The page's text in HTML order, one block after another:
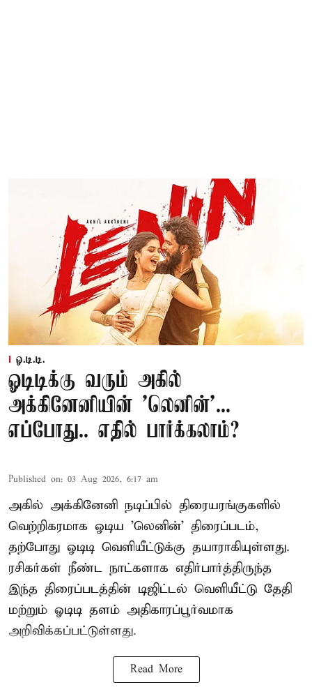
ஓ.டி.டி.
ஓடிடிக்கு வரும் அகில்
அக்கினேனியின் 'லெனின்'...
எப்போது.. எதில் பார்க்கலாம்?
Published on: 03 Aug 2026, 6:17 am
அகில் அக்கினேனி நடிப்பில் திரையரங்குகளில்
வெற்றிகரமாக ஓடிய 'லெனின்' திரைப்படம்,
தற்போது ஓடிடி வெளியீட்டுக்கு தயாராகியுள்ளது.
ரசிகர்கள் நீண்ட நாட்களாக எதிர்பார்த்திருந்த
இந்த திரைப்படத்தின் டிஜிட்டல் வெளியீட்டு தேதி
மற்றும் ஓடிடி தளம் அதிகாரப்பூர்வமாக
அறிவிக்கப்பட்டுள்ளது.
Read More